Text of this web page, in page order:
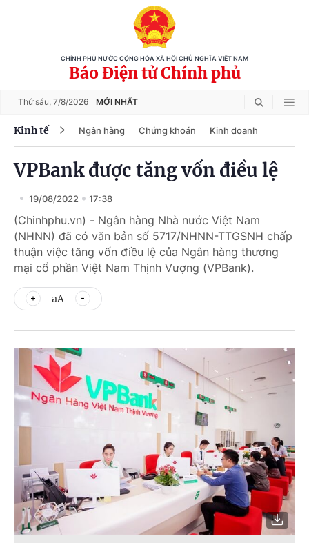
CHÍNH PHỦ NƯỚC CỘNG HÒA XÃ HỘI CHỦ NGHĨA VIỆT NAM
Báo Điện tử Chính phủ
Thứ sáu, 7/8/2026 MỚI NHẤT
Kinh tế Ngân hàng Chứng khoán Kinh doanh
VPBank được tăng vốn điều lệ
19/08/2022 17:38
(Chinhphu.vn) - Ngân hàng Nhà nước Việt Nam
(NHNN) đã có văn bản số 5717/NHNN-TTGSNH chấp
thuận việc tăng vốn điều lệ của Ngân hàng thương
mại cổ phần Việt Nam Thịnh Vượng (VPBank).
aA